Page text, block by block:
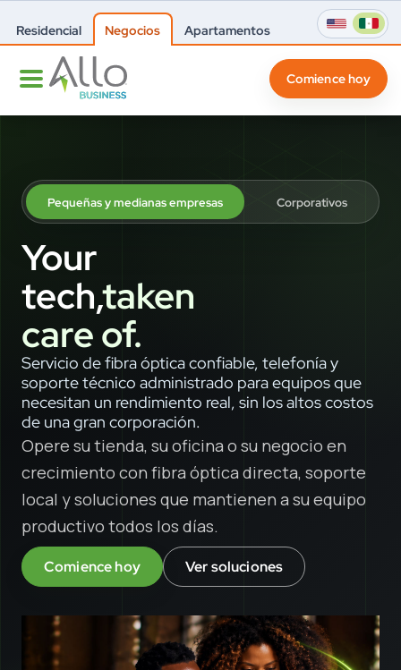
Residencial Negocios Apartamentos
Comience hoy
Pequeñas y medianas empresas Corporativos
Your
tech,taken
care of.
Servicio de fibra óptica confiable, telefonía y
soporte técnico administrado para equipos que
necesitan un rendimiento real, sin los altos costos
de una gran corporación.
Opere su tienda, su oficina o su negocio en
crecimiento con fibra óptica directa, soporte
local y soluciones que mantienen a su equipo
productivo todos los días.
Comience hoy Ver soluciones